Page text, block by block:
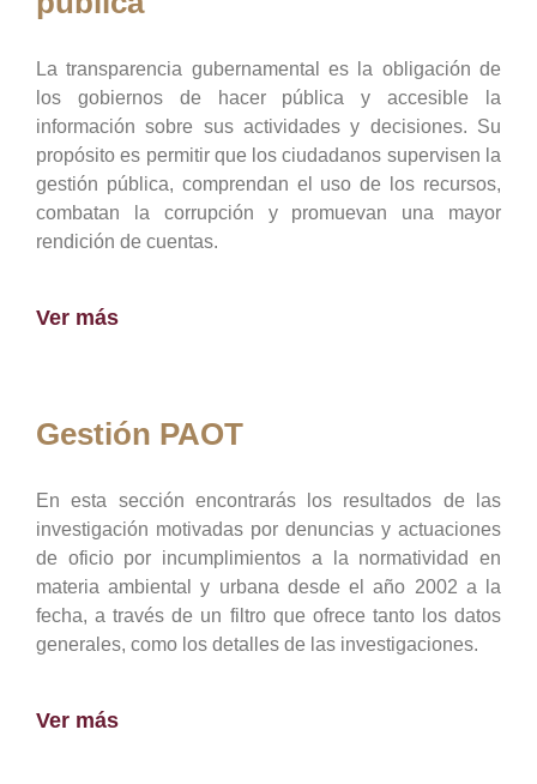
La transparencia gubernamental es la obligación de
los gobiernos de hacer pública y accesible la
información sobre sus actividades y decisiones. Su
propósito es permitir que los ciudadanos supervisen la
gestión pública, comprendan el uso de los recursos,
combatan la corrupción y promuevan una mayor
rendición de cuentas.
Ver más
Gestión PAOT
En esta sección encontrarás los resultados de las
investigación motivadas por denuncias y actuaciones
de oficio por incumplimientos a la normatividad en
materia ambiental y urbana desde el año 2002 a la
fecha, a través de un filtro que ofrece tanto los datos
generales, como los detalles de las investigaciones.
Ver más